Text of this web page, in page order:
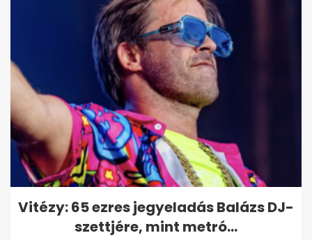
Vitézy: 65 ezres jegyeladás Balázs DJ-
szettjére, mint metró...